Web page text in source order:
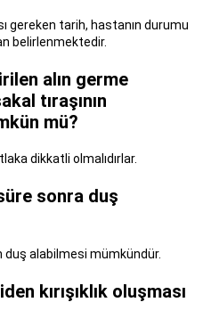
gereken tarih, hastanın durumu
belirlenmektedir.
alın germe
tıraşının
mü?
dikkatli olmalıdırlar.
sonra duş
alabilmesi mümkündür.
kırışıklık oluşması